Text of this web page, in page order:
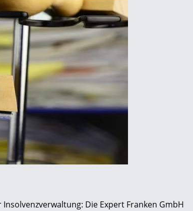
Die Expert Franken GmbH